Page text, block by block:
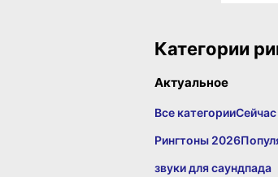
Категории
Актуальное
Все категории
Рингтоны 2026
звуки для саундпада